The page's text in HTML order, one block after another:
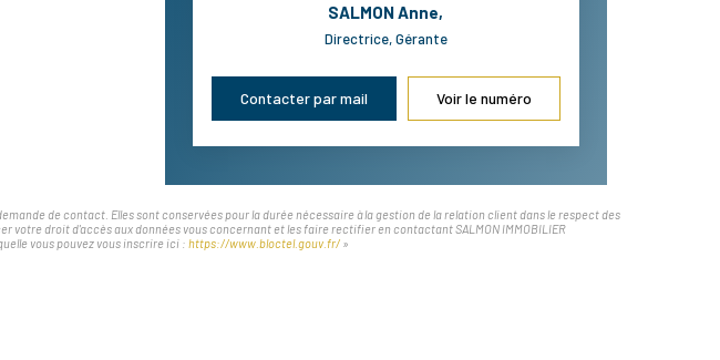
SALMON Anne,
Directrice, Gérante
Contacter par mail Voir le numéro
de contact. Elles sont conservées pour la durée nécessaire à la gestion de la relation client dans le respect des
votre droit d'accès aux données vous concernant et les faire rectifier en contactant SALMON IMMOBILIER
vous pouvez vous inscrire ici : https://www.bloctel.gouv.fr/ »